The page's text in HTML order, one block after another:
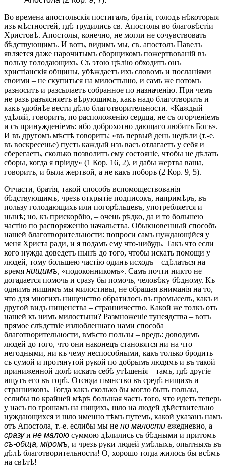
Во времена апостольскія постигалъ, братія, голодъ нѣкоторыя
изъ мѣстностей, гдѣ трудились св. Апостолы во благовѣстіи
Христовѣ. Апостолы, конечно, не могли не сочувствовать
бѣдствующимъ. И вотъ, видимъ мы, св. апостолъ Павелъ
является даже нарочитымъ сборщикомъ пожертвованій въ
пользу голодающихъ. Съ этою цѣлію обходитъ онъ
христіанскія общины, убѣждаетъ ихъ словомъ и посланіями
своими – не скупиться на милостыню, и самъ же потомъ
разноситъ и разсылаетъ собранное по назначенію. При чемъ
не разъ разъясняетъ вѣрующимъ, какъ надо благотворить и
какъ удобнѣе вести дѣло благотворительности. «Каждый
удѣляй, говоритъ, по расположенію сердца, не съ огорченіемъ
и съ принужденіемъ: ибо доброхотно дающаго любитъ Богъ».
И въ другомъ мѣстѣ говоритъ: «въ первый день недѣли (т.-е.
въ воскресенье) пусть каждый изъ васъ отлагаетъ у себя и
сберегаетъ, сколько позволитъ ему состояніе, чтобы не дѣлать
сборы, когда я пріиду» (1 Кор. 16, 2), и дабы жертва ваша,
говоритъ, и была жертвой, а не какъ поборъ (2 Кор. 9, 5).
Отчасти, братія, такой способъ вспомоществованія
бѣдствующимъ, чрезъ открытіе подписокъ, напримѣръ, въ
пользу голодающихъ или погорѣльцевъ, употребляется и
нынѣ; но, къ прискорбію, – очень рѣдко, да и то большею
частію по распоряженію начальства. Обыкновенный способъ
нашей благотворительности: попроси самъ нуждающійся у
меня Христа ради, и я подамъ ему что-нибудь. Такъ что если
кого нужда доведетъ нынѣ до того, чтобы искать помощи у
людей, тому большею частію одинъ исходъ – сдѣлаться на
время нищимъ, «подоконникомъ». Самъ почти никто не
догадается помочь и сразу бы помочь, человѣку бѣдному. Къ
однимъ нищимъ мы милостивы, не обращая вниманія на то,
что для многихъ нищенство обратилось въ промыселъ, какъ и
другой видъ нищенства – странничество. Какой же толкъ отъ
нашей къ нимъ милостыни? Размноженіе тунеядства – вотъ
прямое слѣдствіе излюбленнаго нами способа
благотворительности, вмѣсто пользы – вредъ: доводимъ
людей до того, что они наконецъ становятся ни на что
негодными, ни къ чему неспособными, какъ только бродить
съ сумой и протянутой рукой по добрымъ людямъ и въ такой
приниженной долѣ искать себѣ утѣшенія – тамъ, гдѣ другіе
ищутъ его въ горѣ. Отсюда пьянство въ средѣ нищихъ и
странниковъ. Тогда какъ сколько бы могло быть пользы,
еслибы по крайней мѣрѣ большая часть того, что идетъ теперь
у насъ по грошамъ на нищихъ, шло на людей дѣйствительно
нуждающихся и шло именно тѣмъ путемъ, какой указанъ намъ
отъ Апостола, т.-е. еслибы мы не по малости ежедневно, а
сразуи не малою суммою дѣлились съ бѣдными и притомъ
съ-обща, міромъ, и чрезъ руки людей умѣлыхъ, опытныхъ въ
дѣлѣ благотворительности! О, хорошо тогда жилось бы всѣмъ
на свѣтѣ!